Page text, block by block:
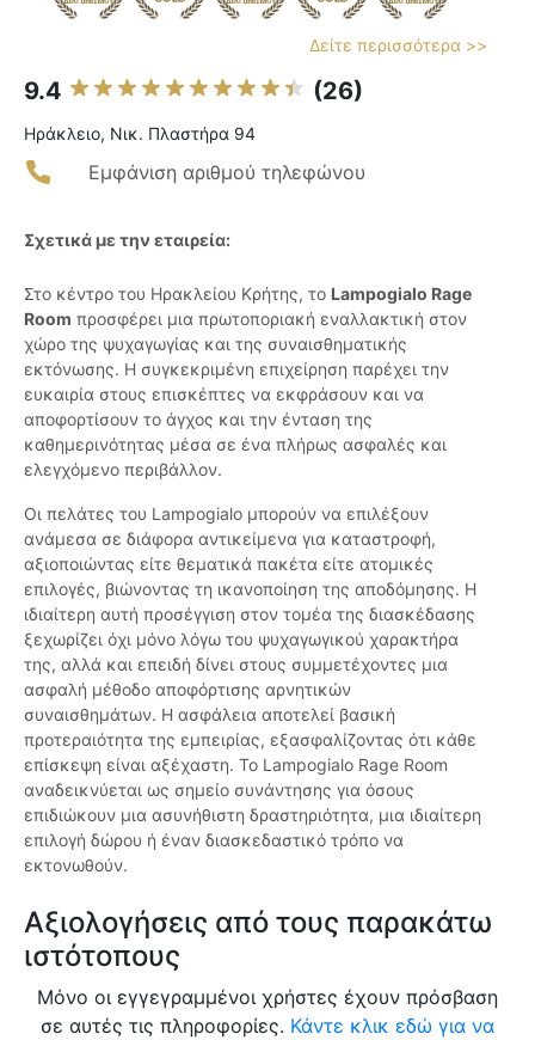
Δείτε περισσότερα >>
9.4 (26)
Ηράκλειο, Νικ. Πλαστήρα 94
Εμφάνιση αριθμού τηλεφώνου
Σχετικά με την εταιρεία:
Στο κέντρο του Ηρακλείου Κρήτης, το Lampogialo Rage
Room προσφέρει μια πρωτοποριακή εναλλακτική στον
χώρο της ψυχαγωγίας και της συναισθηματικής
εκτόνωσης. Η συγκεκριμένη επιχείρηση παρέχει την
ευκαιρία στους επισκέπτες να εκφράσουν και να
αποφορτίσουν το άγχος και την ένταση της
καθημερινότητας μέσα σε ένα πλήρως ασφαλές και
ελεγχόμενο περιβάλλον.
Οι πελάτες του Lampogialo μπορούν να επιλέξουν
ανάμεσα σε διάφορα αντικείμενα για καταστροφή,
αξιοποιώντας είτε θεματικά πακέτα είτε ατομικές
επιλογές, βιώνοντας τη ικανοποίηση της αποδόμησης. Η
ιδιαίτερη αυτή προσέγγιση στον τομέα της διασκέδασης
ξεχωρίζει όχι μόνο λόγω του ψυχαγωγικού χαρακτήρα
της, αλλά και επειδή δίνει στους συμμετέχοντες μια
ασφαλή μέθοδο αποφόρτισης αρνητικών
συναισθημάτων. Η ασφάλεια αποτελεί βασική
προτεραιότητα της εμπειρίας, εξασφαλίζοντας ότι κάθε
επίσκεψη είναι αξέχαστη. Το Lampogialo Rage Room
αναδεικνύεται ως σημείο συνάντησης για όσους
επιδιώκουν μια ασυνήθιστη δραστηριότητα, μια ιδιαίτερη
επιλογή δώρου ή έναν διασκεδαστικό τρόπο να
εκτονωθούν.
Αξιολογήσεις από τους παρακάτω
ιστότοπους
Μόνο οι εγγεγραμμένοι χρήστες έχουν πρόσβαση
σε αυτές τις πληροφορίες. Κάντε κλικ εδώ για να